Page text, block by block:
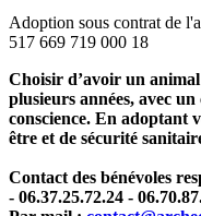
Adoption sous contrat de
517 669 719 000 18
Choisir d’avoir un
plusieurs années, avec
conscience. En adoptant
être et de sécurité
Contact des bénévoles
- 06.37.25.72.24 -